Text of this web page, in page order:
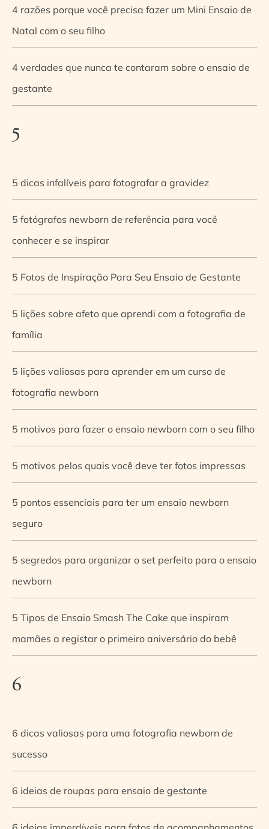
4 razões porque você precisa fazer um Mini Ensaio de
Natal com o seu filho
4 verdades que nunca te contaram sobre o ensaio de
gestante
5
5 dicas infalíveis para fotografar a gravidez
5 fotógrafos newborn de referência para você
conhecer e se inspirar
5 Fotos de Inspiração Para Seu Ensaio de Gestante
5 lições sobre afeto que aprendi com a fotografia de
família
5 lições valiosas para aprender em um curso de
fotografia newborn
5 motivos para fazer o ensaio newborn com o seu filho
5 motivos pelos quais você deve ter fotos impressas
5 pontos essenciais para ter um ensaio newborn
seguro
5 segredos para organizar o set perfeito para o ensaio
newborn
5 Tipos de Ensaio Smash The Cake que inspiram
mamães a registar o primeiro aniversário do bebê
6
6 dicas valiosas para uma fotografia newborn de
sucesso
6 ideias de roupas para ensaio de gestante